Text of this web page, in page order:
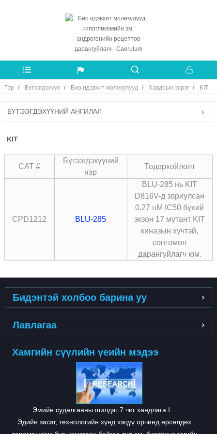
Гэр Бүтээгдэхүүн Био идэвхит молекулууд Хавдрын эсрэг KIT
БҮТЭЭГДЭХҮҮНИЙ АНГИЛАЛ
KIT
CAT #
Бүтээгдэхүүний
нэр
Тодорхойлолт
CPD1212 BLU-285
BLU-285 нь KIT
D816V-д зориулсан
0.27 нМ IC50 бүхий
экзон 17 мутант KIT
киназын хүчтэй,
сонгомол
дарангуйлагч юм.
Бидэнтэй холбоо барина уу
Лавлагаа
Хамгийн сүүлийн үеийн мэдээ
Эмийн судалгааны шилдэг 7 чиг хандлага I...
Эдийн засаг, технологийн хүнд хэцүү орчинд өрсөлдөх